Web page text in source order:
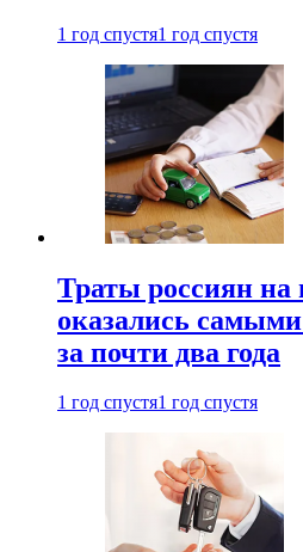
1 год спустя1 год спустя
Траты россиян
оказались
за почти два года
1 год спустя1 год спустя